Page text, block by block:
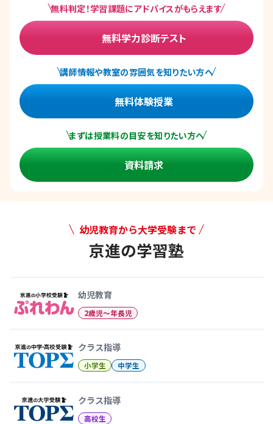
無料判定！学習課題にアドバイスがもらえます
無料学力診断テスト
講師情報や教室の雰囲気を知りたい方へ
無料体験授業
まずは授業料の目安を知りたい方へ
資料請求
幼児教育から大学受験まで
京進の学習塾
幼児教育
2歳児〜年長児
クラス指導
小学生 中学生
クラス指導
高校生